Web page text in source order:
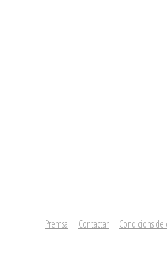
Premsa | Contactar | Condicions de